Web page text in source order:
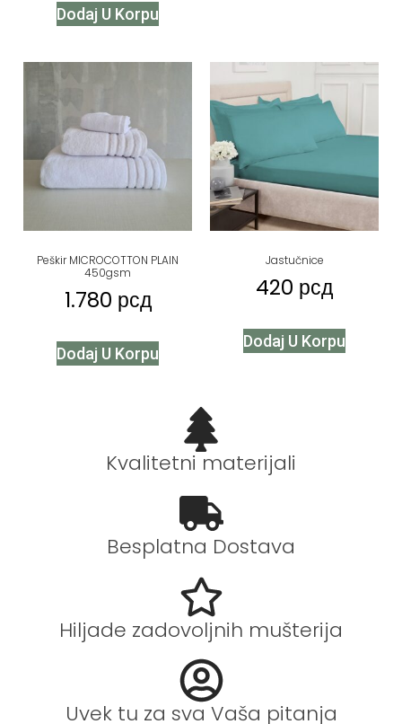
Dodaj U Korpu
Peškir MICROCOTTON PLAIN
450gsm
1.780 рсд
Dodaj U Korpu
Jastučnice
420 рсд
Dodaj U Korpu
Kvalitetni materijali
Besplatna Dostava
Hiljade zadovoljnih mušterija
Uvek tu za sva Vaša pitanja